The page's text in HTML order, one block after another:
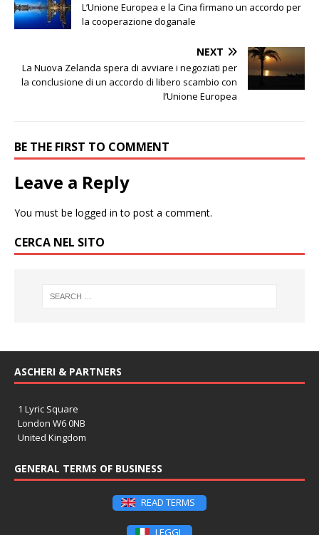
L’Unione Europea e la Cina firmano un accordo per
la cooperazione doganale
NEXT
La Nuova Zelanda spera di avviare i negoziati per
la conclusione di un accordo di libero scambio con
l’Unione Europea
BE THE FIRST TO COMMENT
Leave a Reply
You must be logged in to post a comment.
CERCA NEL SITO
ASCHERI & PARTNERS
1 Lyric Square
London W6 0NB
United Kingdom
GENERAL TERMS OF BUSINESS
READ TERMS
LEGGI